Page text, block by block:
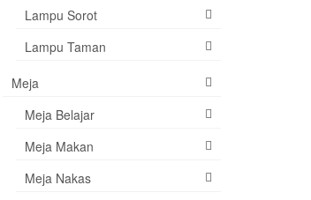
Tempat Pembuatan Kitchen Set
March 22, 2018
Tempat Pembuatan Kitchen Set di
mempunyai rumah hunian baru dan...
Lampu Sorot
Lampu Taman
Meja
Meja Belajar
Meja Makan
Meja Nakas